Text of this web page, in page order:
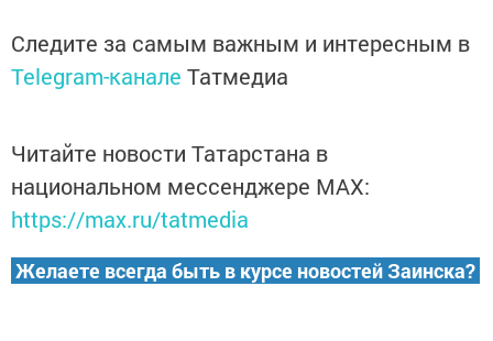
Следите за самым важным и интересным в
Telegram-канале Татмедиа
Читайте новости Татарстана в
национальном мессенджере MАХ:
https://max.ru/tatmedia
Желаете всегда быть в курсе новостей Заинска?